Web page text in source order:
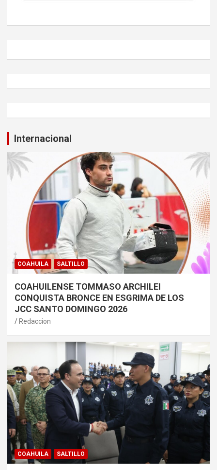
Internacional
COAHUILA SALTILLO
COAHUILENSE TOMMASO ARCHILEI
CONQUISTA BRONCE EN ESGRIMA DE LOS
JCC SANTO DOMINGO 2026
Redaccion
COAHUILA SALTILLO